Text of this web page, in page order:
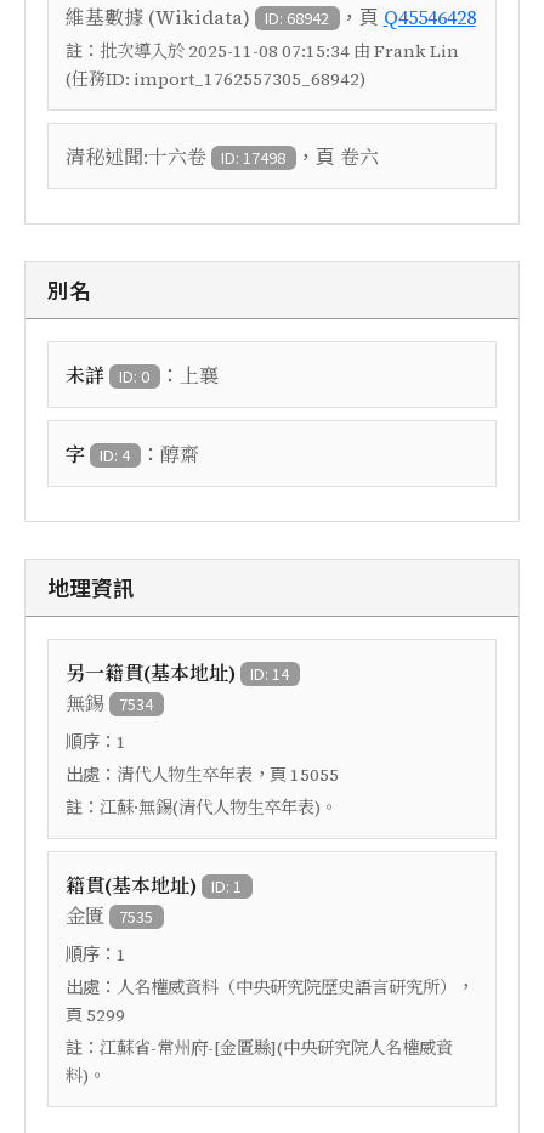
維基數據 (Wikidata) ID: 68942 ，頁 Q45546428
註： 批次導入於 2025-11-08 07:15:34 由 Frank Lin
(任務ID: import_1762557305_68942)
清秘述聞:十六卷 ID: 17498 ，頁 卷六
別名
未詳 ID: 0 ： 上襄
字 ID: 4 ： 醇齋
地理資訊
另一籍貫(基本地址) ID: 14
無錫 7534
順序： 1
出處： 清代人物生卒年表 ，頁 15055
註： 江蘇·無錫(清代人物生卒年表)。
籍貫(基本地址) ID: 1
金匱 7535
順序： 1
出處： 人名權威資料（中央研究院歷史語言研究所）
，
頁 5299
註： 江蘇省-常州府-[金匱縣](中央研究院人名權威資
料)。